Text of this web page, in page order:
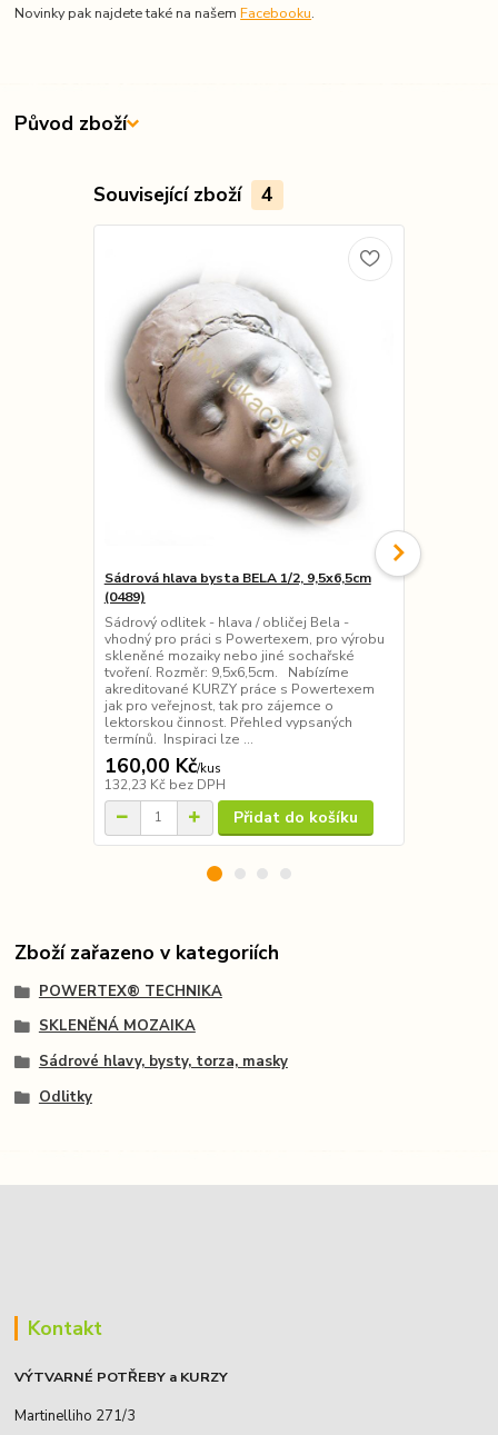
Novinky pak najdete také na našemFacebooku.
Původ zboží
Související zboží 4
Sádrová hlava bysta BELA 1/2, 9,5x6,5cm
(0489)
Sádrový odlitek - hlava / obličej Bela -
vhodný pro práci s Powertexem, pro výrobu
skleněné mozaiky nebo jiné sochařské
tvoření. Rozměr: 9,5x6,5cm. Nabízíme
akreditované KURZY práce s Powertexem
jak pro veřejnost, tak pro zájemce o
lektorskou činnost. Přehled vypsaných
termínů. Inspiraci lze ...
160,00 Kč/kus
132,23 Kč bez DPH
Přidat do košíku
Zboží zařazeno v kategoriích
POWERTEX® TECHNIKA
SKLENĚNÁ MOZAIKA
Sádrové hlavy, bysty, torza, masky
Odlitky
Kontakt
VÝTVARNÉ POTŘEBY a KURZY
Martinelliho 271/3